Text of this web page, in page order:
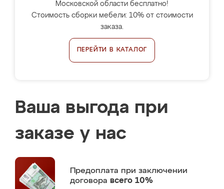
Московской области бесплатно!
Стоимость сборки мебели: 10% от стоимости
заказа.
ПЕРЕЙТИ В КАТАЛОГ
Ваша выгода при
заказе у нас
Предоплата при заключении
договора всего 10%